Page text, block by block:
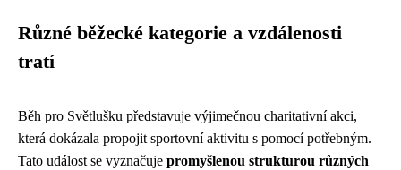
Různé běžecké kategorie a vzdálenosti
tratí
Běh pro Světlušku představuje výjimečnou charitativní akci,
která dokázala propojit sportovní aktivitu s pomocí potřebným.
Tato událost se vyznačuje promyšlenou strukturou různých